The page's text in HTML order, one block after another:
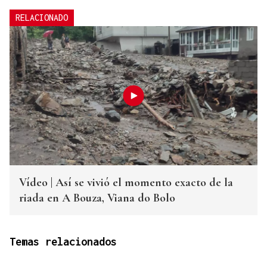
RELACIONADO
Vídeo | Así se vivió el momento exacto de la
riada en A Bouza, Viana do Bolo
Temas relacionados